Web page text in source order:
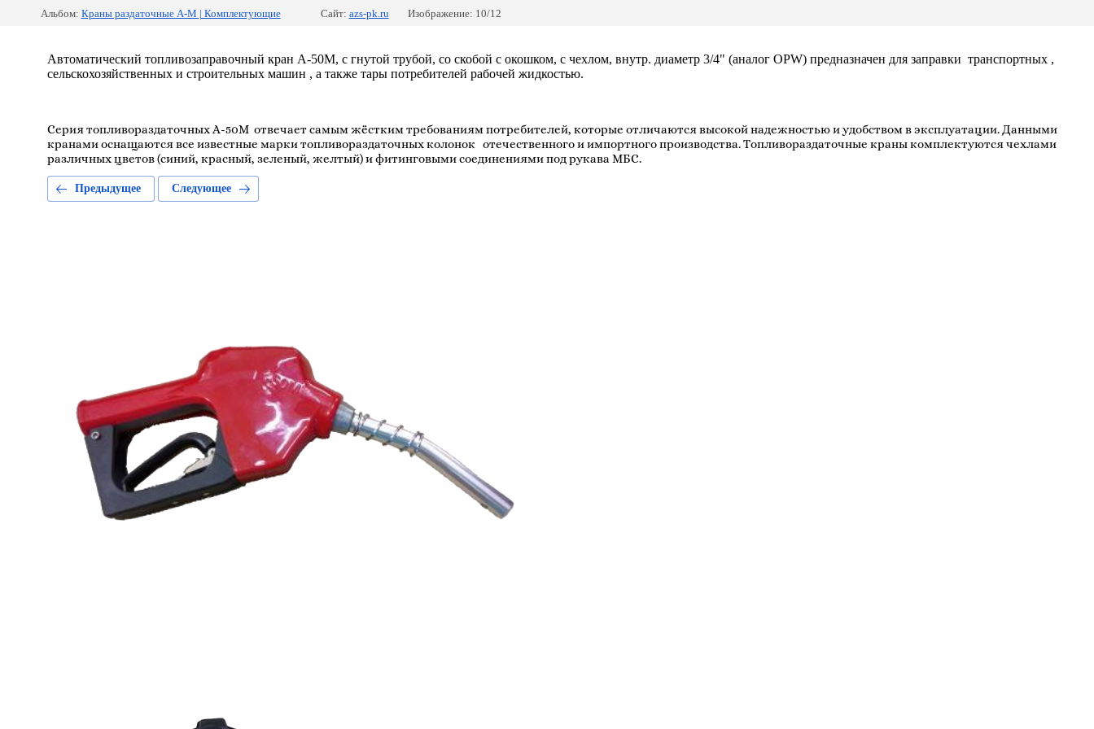
Альбом: Краны раздаточные А-М | Комплектующие Сайт: azs-pk.ru Изображение: 10/12
Автоматический топливозаправочный кран A-50М, с гнутой трубой, со скобой с окошком, с чехлом, внутр. диаметр 3/4" (аналог OPW) предназначен для заправки транспортных ,
сельскохозяйственных и строительных машин , а также тары потребителей рабочей жидкостью.
Серия топливораздаточных А-50М отвечает самым жёстким требованиям потребителей, которые отличаются высокой надежностью и удобством в эксплуатации. Данными
кранами оснащаются все известные марки топливораздаточных колонок отечественного и импортного производства. Топливораздаточные краны комплектуются чехлами
различных цветов (синий, красный, зеленый, желтый) и фитинговыми соединениями под рукава МБС.
Предыдущее Следующее